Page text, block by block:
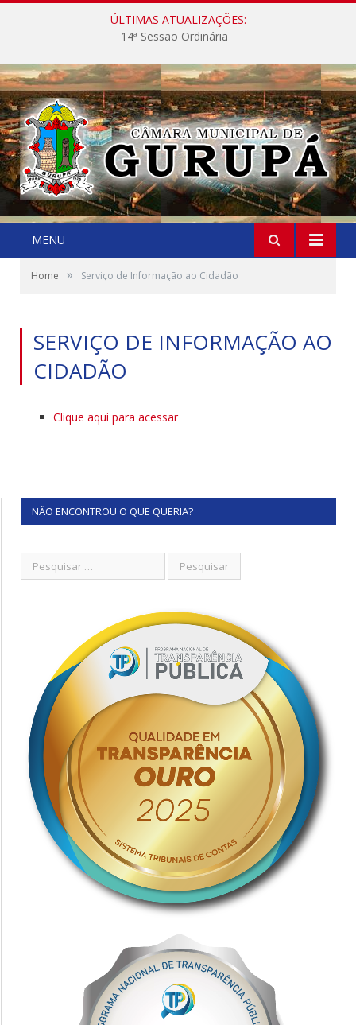
ÚLTIMAS ATUALIZAÇÕES:
14ª Sessão Ordinária
MENU
Home » Serviço de Informação ao Cidadão
SERVIÇO DE INFORMAÇÃO AO
CIDADÃO
Clique aqui para acessar
NÃO ENCONTROU O QUE QUERIA?